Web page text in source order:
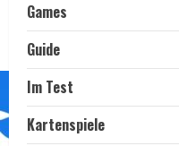
Games
Guide
Im Test
Kartenspiele